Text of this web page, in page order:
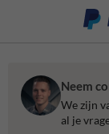
Neem
We zijn
al je